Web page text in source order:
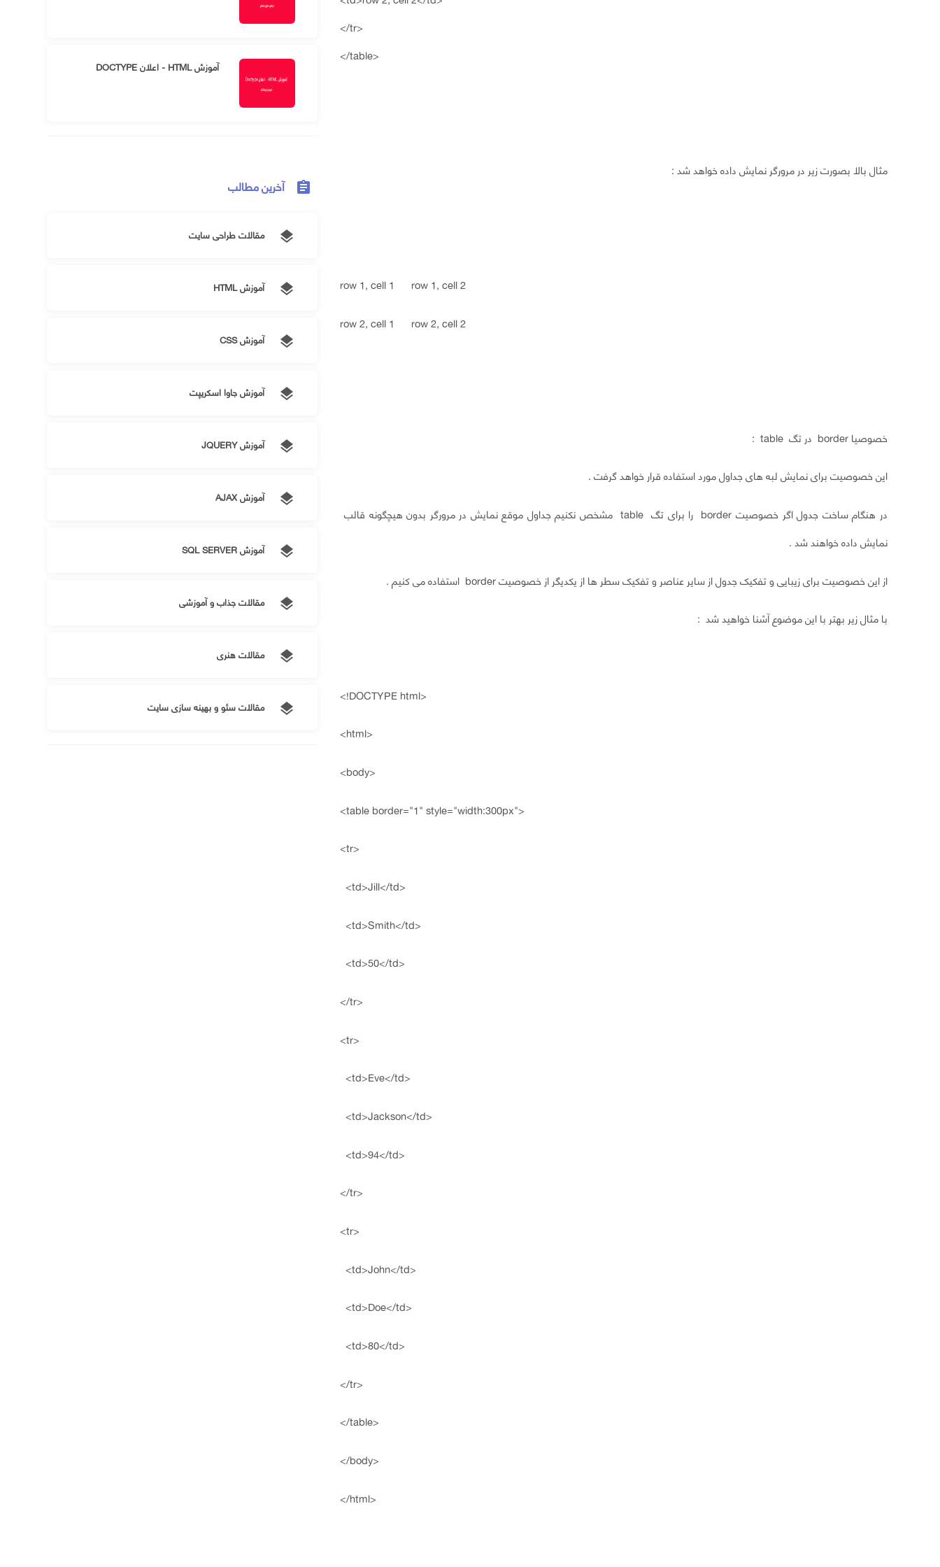
</tr>
</table>
مثال بالا بصورت زیر در مرورگر نمایش داده خواهد شد :
row 1, cell 1 row 1, cell 2
row 2, cell 1 row 2, cell 2
خصوصیا border در تگ table :
این خصوصیت برای نمایش لبه های جداول مورد استفاده قرار خواهد گرفت .
در هنگام ساخت جدول اگر خصوصیت border را برای تگ table مشخص نکنیم جداول موقع نمایش در مرورگر بدون هیچگونه قالب
نمایش داده خواهند شد .
از این خصوصیت برای زیبایی و تفکیک جدول از سایر عناصر و تفکیک سطر ها از یکدیگر از خصوصیت border استفاده می کنیم .
با مثال زیر بهتر با این موضوع آشنا خواهید شد :
<!DOCTYPE html>
<html>
<body>
<table border="1" style="width:300px">
<tr>
<td>Jill</td>
<td>Smith</td>
<td>50</td>
</tr>
<tr>
<td>Eve</td>
<td>Jackson</td>
<td>94</td>
</tr>
<tr>
<td>John</td>
<td>Doe</td>
<td>80</td>
</tr>
</table>
</body>
</html>
آموزش HTML - اعلان DOCTYPE
assignment آخرین مطالب
layers مقالات طراحی سایت
layers آموزش HTML
layers آموزش CSS
layers آموزش جاوا اسکریپت
layers آموزش JQUERY
layers آموزش AJAX
layers آموزش SQL SERVER
layers مقالات جذاب و آموزشی
layers مقالات هنری
layers مقالات سئو و بهینه سازی سایت